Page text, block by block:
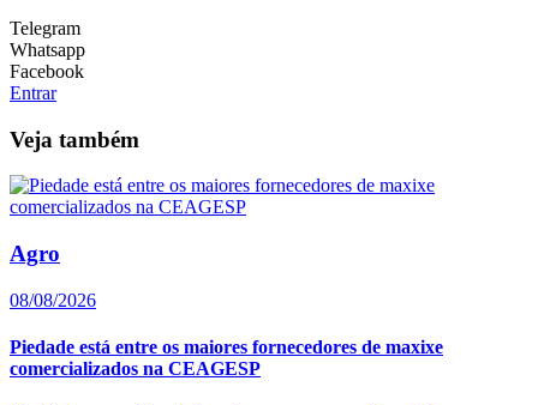
Telegram
Whatsapp
Facebook
Entrar
Veja também
Agro
08/08/2026
Piedade está entre os maiores fornecedores de maxixe
comercializados na CEAGESP